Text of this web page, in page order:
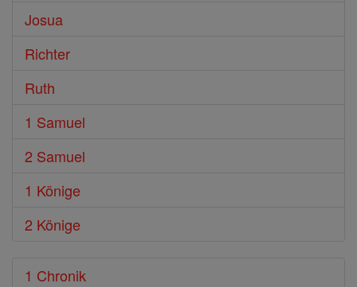
Josua
Richter
Ruth
1 Samuel
2 Samuel
1 Könige
2 Könige
1 Chronik